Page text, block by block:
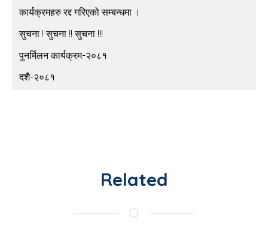
कार्यक्रमहरु रद्द गरिएको सम्बन्धमा ।
सुचना ! सुचना !! सुचना !!!
पुनर्मिलन कार्यक्रम-२०८१
दशै-२०८१
Related